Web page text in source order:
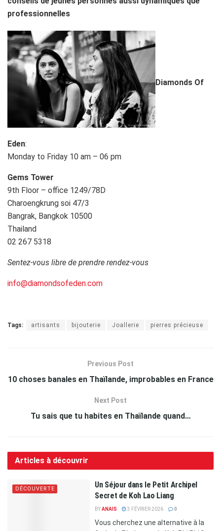
professionnelles
Diamonds Of
Eden:
Monday to Friday 10 am – 06 pm
Gems Tower
9th Floor – office 1249/78D
Charoengkrung soi 47/3
Bangrak, Bangkok 10500
Thailand
02 267 5318
Sentez-vous libre de prendre rendez-vous
info@diamondsofeden.com
Tags: artisants bijouterie Joallerie pierres précieuse
Previous Post
10 choses banales en Thaïlande, improbables en France
Next Post
Tu sais que tu habites en Thaïlande quand…
Articles à découvrir
DÉCOUVERTE
Un Séjour dans le Petit Archipel
Secret de Koh Lao Liang
BYANAIS 3 FÉVRIER 2026 0
Vous cherchez une alternative à la